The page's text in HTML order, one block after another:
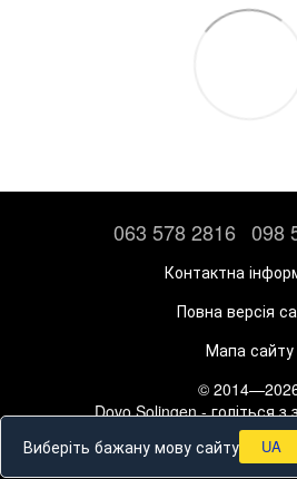
063 578 2816 098
Контактна
Повна версія
Мапа сайту
©
Dovo Solingen - голіться
Рус Укр
Виберіть бажану мову сайту UA